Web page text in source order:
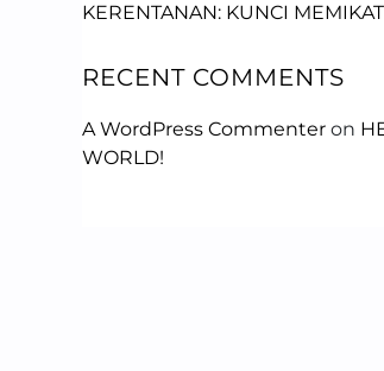
KERENTANAN: KUNCI
RECENT COMMENTS
A WordPress Commenter on
WORLD!